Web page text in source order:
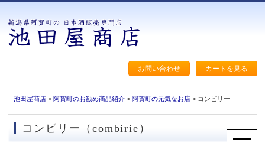
お問い合わせ カートを見る
池田屋商店 > 阿賀町のお勧め商品紹介 > 阿賀町の元気なお店 > コンビリー
コンビリー（combirie）